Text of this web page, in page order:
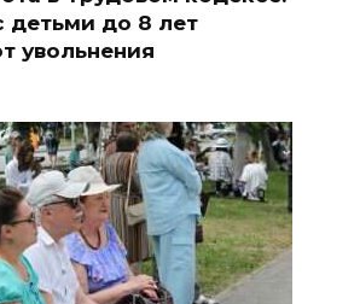
детьми до 8 лет
увольнения